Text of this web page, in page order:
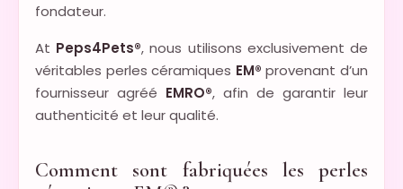
fondateur.
At Peps4Pets®, nous utilisons exclusivement de
véritables perles céramiques EM® provenant d’un
fournisseur agréé EMRO®, afin de garantir leur
authenticité et leur qualité.
Comment sont fabriquées les perles